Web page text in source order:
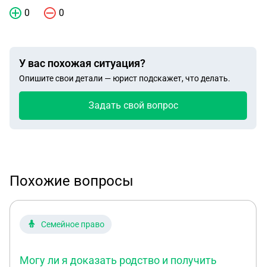
0 0
У вас похожая ситуация?
Опишите свои детали — юрист подскажет, что делать.
Задать свой вопрос
Похожие вопросы
Семейное право
Могу ли я доказать родство и получить